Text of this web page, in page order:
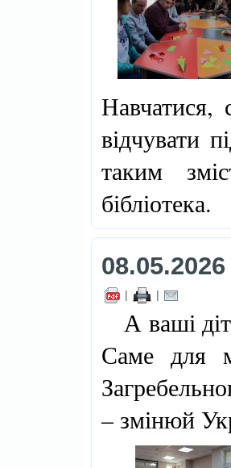
Навчатися,
відчувати
таким
бібліотека.
08.05.2026
| |
А ваші
Саме для
– змінюй